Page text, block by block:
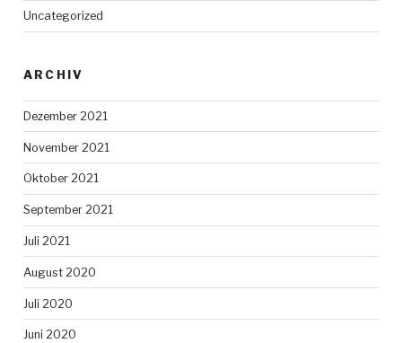
Uncategorized
ARCHIV
Dezember 2021
November 2021
Oktober 2021
September 2021
Juli 2021
August 2020
Juli 2020
Juni 2020